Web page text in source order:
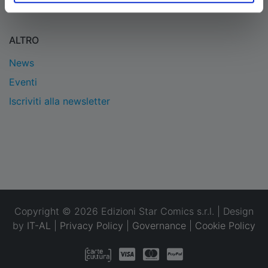
Condizioni
ALTRO
News
Eventi
Iscriviti alla newsletter
Copyright © 2026 Edizioni Star Comics s.r.l. | Design
by IT-AL Privacy Policy Governance Cookie Policy